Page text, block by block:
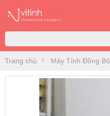
Trang chủ Máy Tính Đồng Bộ